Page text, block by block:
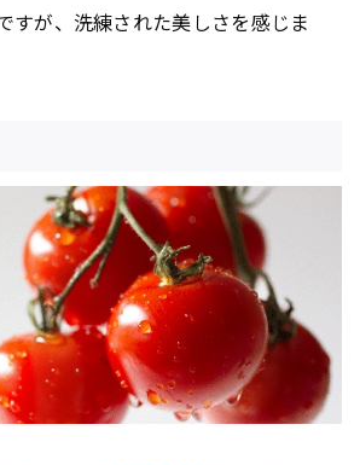
すが、洗練された美しさを感じま